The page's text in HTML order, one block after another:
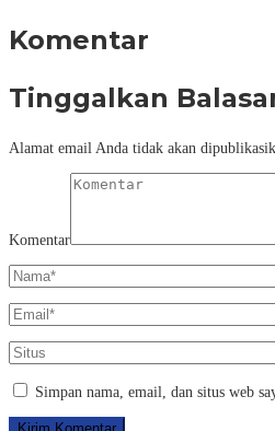
Komentar
Tinggalkan
Alamat email Anda tidak akan
Komentar
Simpan nama, email, dan situs web